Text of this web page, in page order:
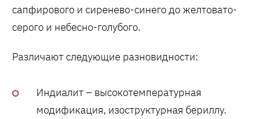
сапфирового и сиренево-синего до желтовато-
серого и небесно-голубого.
Различают следующие разновидности:
Индиалит – высокотемпературная
модификация, изоструктурная бериллу.